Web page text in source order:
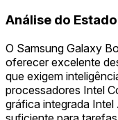
Análise do
O Samsung Galaxy
oferecer excelente
que exigem
processadores Intel
gráfica integrada